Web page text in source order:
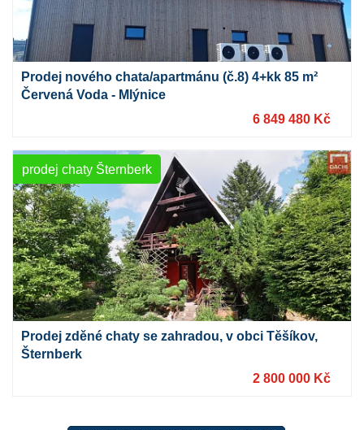
Prodej nového chata/apartmánu (č.8) 4+kk 85 m²
Červená Voda - Mlýnice
6 849 480 Kč
prodej chaty Šternberk
Prodej zděné chaty se zahradou, v obci Těšíkov,
Šternberk
2 800 000 Kč